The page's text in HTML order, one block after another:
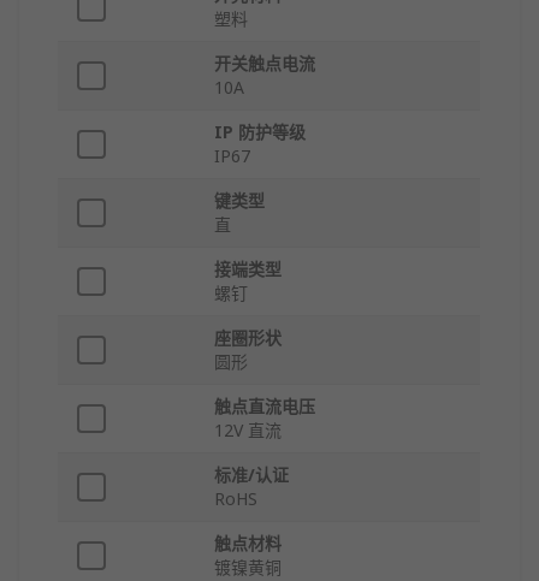
塑料
开关触点电流
10A
IP 防护等级
IP67
键类型
直
接端类型
螺钉
座圈形状
圆形
触点直流电压
12V 直流
标准/认证
RoHS
触点材料
镀镍黄铜